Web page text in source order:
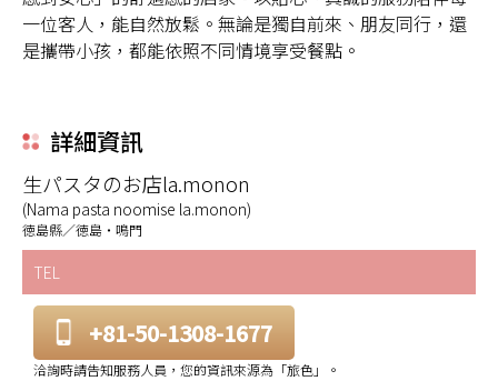
一位客人，能自然放鬆。無論是獨自前來、朋友同行，還
是攜帶小孩，都能依照不同情境享受餐點。
詳細資訊
生パスタのお店la.monon
(Nama pasta noomise la.monon)
徳島縣／徳島・鳴門
TEL
+81-50-1308-1677
洽詢時請告知服務人員，您的資訊來源為「旅色」。